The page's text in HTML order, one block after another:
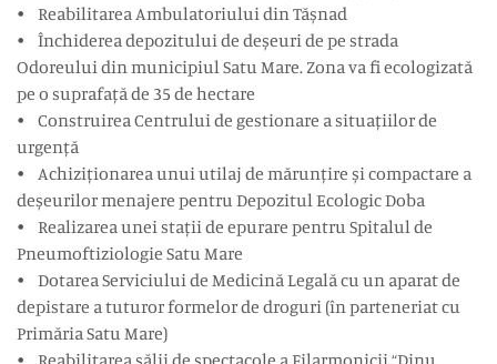
• Reabilitarea Ambulatoriului din Tășnad
• Închiderea depozitului de deșeuri de pe strada
Odoreului din municipiul Satu Mare. Zona va fi ecologizată
pe o suprafață de 35 de hectare
• Construirea Centrului de gestionare a situațiilor de
urgență
• Achiziționarea unui utilaj de mărunțire și compactare a
deșeurilor menajere pentru Depozitul Ecologic Doba
• Realizarea unei stații de epurare pentru Spitalul de
Pneumoftiziologie Satu Mare
• Dotarea Serviciului de Medicină Legală cu un aparat de
depistare a tuturor formelor de droguri (în parteneriat cu
Primăria Satu Mare)